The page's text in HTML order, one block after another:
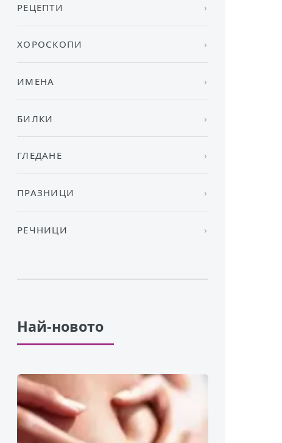
РЕЦЕПТИ
ХОРОСКОПИ
ИМЕНА
БИЛКИ
ГЛЕДАНЕ
ПРАЗНИЦИ
РЕЧНИЦИ
Най-новото